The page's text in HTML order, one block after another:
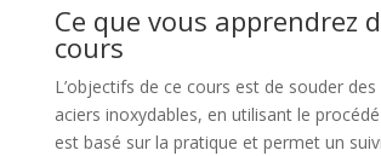
Ce que vous apprendrez
cours
L’objectifs de ce cours est de souder des
aciers inoxydables, en utilisant le
est basé sur la pratique et permet un